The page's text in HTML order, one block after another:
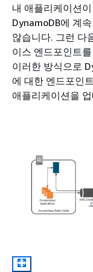
내 애플리케이션
DynamoDB에 계
않습니다. 그런 다
이스 엔드포인트
이러한 방식으로
에 대한 엔드포인
애플리케이션을